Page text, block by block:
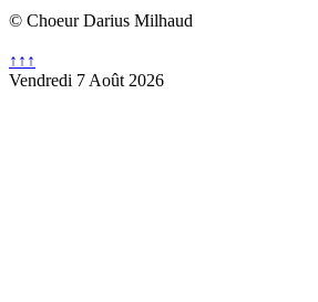
© Choeur Darius Milhaud
↑↑↑
Vendredi 7 Août 2026